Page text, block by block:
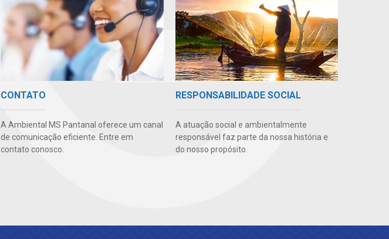
CONTATO
A Ambiental MS Pantanal oferece um canal
de comunicação eficiente. Entre em
contato conosco.
RESPONSABILIDADE SOCIAL
A atuação social e ambientalmente
responsável faz parte da nossa história e
do nosso propósito.